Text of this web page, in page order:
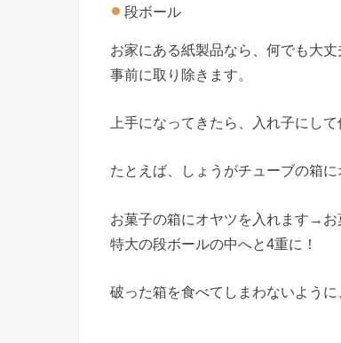
段ボール
お家にある紙製品なら、何でも大
事前に取り除きます。
上手になってきたら、入れ子にして
たとえば、しょうがチューブの箱
お菓子の箱にオヤツを入れます→
特大の段ボールの中へと4重に！
破った箱を食べてしまわないよう